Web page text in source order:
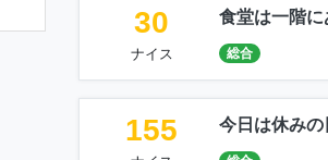
30
ナイス
食堂は一階に
総合
155 今日は休みの